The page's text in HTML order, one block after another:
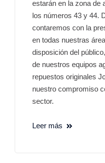
estarán en la zona de
los números 43 y 44.
contaremos con la
en todas nuestras
disposición del
de nuestros equipos
repuestos originales
nuestro compromiso
sector.
Leer más